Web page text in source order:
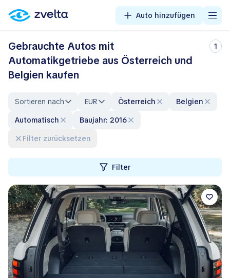
Auto hinzufügen
Gebrauchte Autos mit
Automatikgetriebe aus Österreich und
Belgien kaufen
1
Sortieren nach EUR Österreich
Belgien
automatisch
Baujahr: 2016
Filter zurücksetzen
Filter